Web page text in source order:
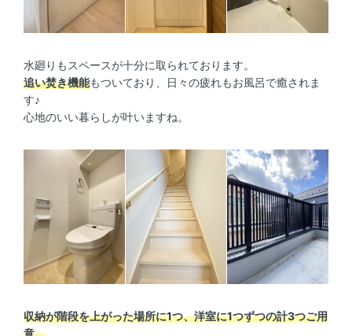
水廻りもスペースが十分に取られております。
追い焚き機能もついており、日々の疲れもお風呂で癒されま
す♪
心地のいい暮らしが叶いますね。
収納が階段を上がった場所に1つ、洋室に1つずつの計3つご用